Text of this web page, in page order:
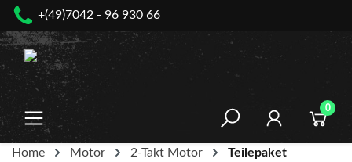
springen
+(49)7042 - 96 930 66
0
Home Motor 2-Takt Motor Teilepaket